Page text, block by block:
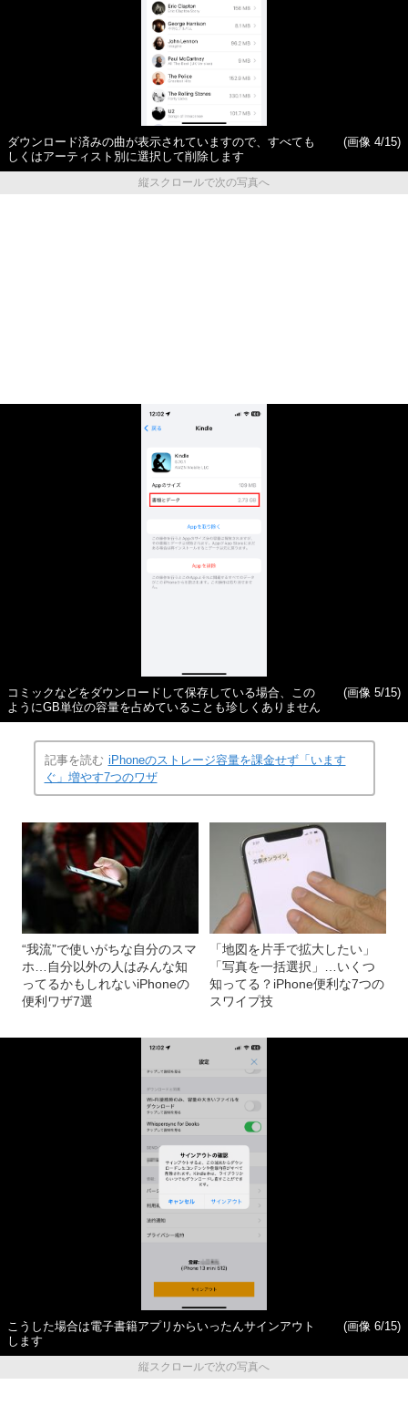
ダウンロード済みの曲が表示されていますので、すべても
しくはアーティスト別に選択して削除します
(画像 4/15)
縦スクロールで次の写真へ
コミックなどをダウンロードして保存している場合、この
ようにGB単位の容量を占めていることも珍しくありません
(画像 5/15)
記事を読む iPhoneのストレージ容量を課金せず「います
ぐ」増やす7つのワザ
“我流”で使いがちな自分のスマ
ホ…自分以外の人はみんな知
ってるかもしれないiPhoneの
便利ワザ7選
「地図を片手で拡大したい」
「写真を一括選択」…いくつ
知ってる？iPhone便利な7つの
スワイプ技
こうした場合は電子書籍アプリからいったんサインアウト
します
(画像 6/15)
縦スクロールで次の写真へ